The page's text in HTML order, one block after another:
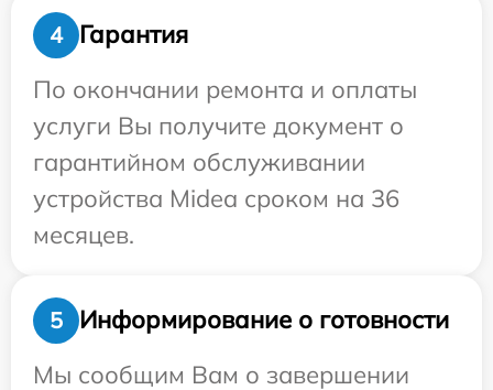
4
Гарантия
По окончании ремонта и оплаты
услуги Вы получите документ о
гарантийном обслуживании
устройства Midea сроком на 36
месяцев.
5
Информирование о готовности
Мы сообщим Вам о завершении